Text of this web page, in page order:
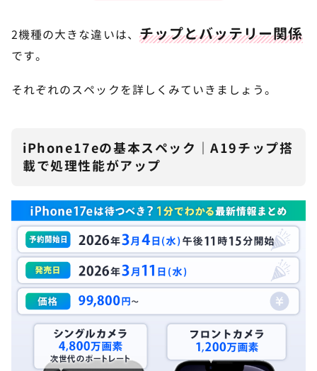
2機種の大きな違いは、 チップとバッテリー関係
です。
それぞれのスペックを詳しくみていきましょう。
iPhone17eの基本スペック｜A19チップ搭
載で処理性能がアップ